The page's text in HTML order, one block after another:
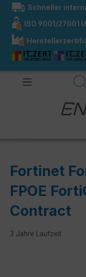
springen
Schneller
ISO 9001/27001
Fortinet
FPOE
Contract
3 Jahre Laufzeit